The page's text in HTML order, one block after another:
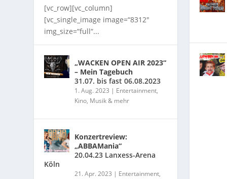
[vc_row][vc_column]
[vc_single_image image=“8312″
img_size=“full“...
„WACKEN OPEN AIR 2023“
– Mein Tagebuch
31.07. bis fast 06.08.2023
1. Aug. 2023 | Entertainment,
Kino, Musik & mehr
Konzertreview:
„ABBAMania“
20.04.23 Lanxess-Arena
Köln
21. Apr. 2023 | Entertainment,